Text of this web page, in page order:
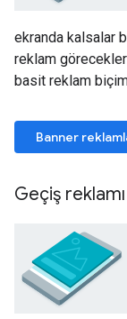
ekranda kalsalar
reklam
basit reklam
Banner
Geçiş reklamı